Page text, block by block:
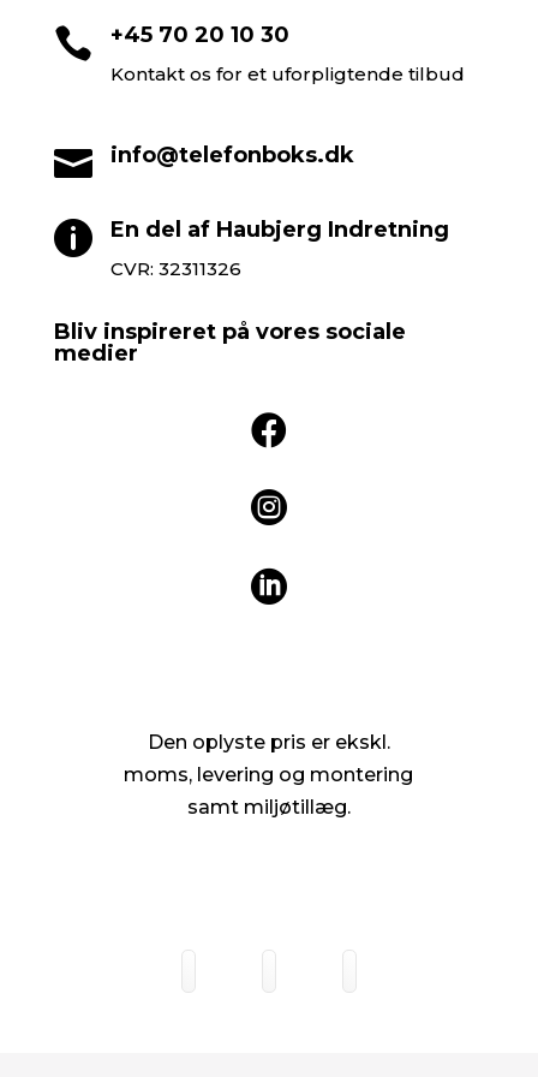
 +45 70 20 10 30
Kontakt os for et uforpligtende tilbud
 info@telefonboks.dk
 En del af Haubjerg Indretning
CVR: 32311326
Bliv inspireret på vores sociale
medier



Den oplyste pris er ekskl.
moms, levering og montering
samt miljøtillæg.